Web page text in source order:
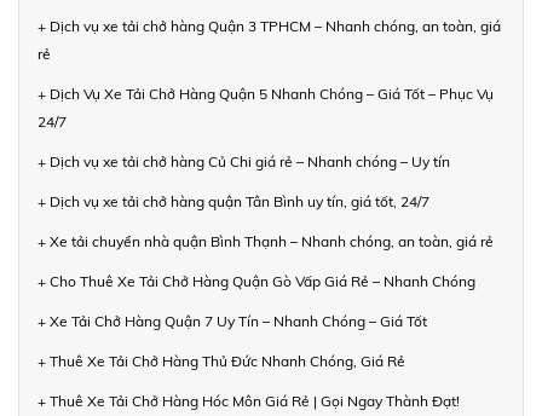
+ Dịch vụ xe tải chở hàng Quận 3 TPHCM – Nhanh chóng, an toàn, giá
rẻ
+ Dịch Vụ Xe Tải Chở Hàng Quận 5 Nhanh Chóng – Giá Tốt – Phục Vụ
24/7
+ Dịch vụ xe tải chở hàng Củ Chi giá rẻ – Nhanh chóng – Uy tín
+ Dịch vụ xe tải chở hàng quận Tân Bình uy tín, giá tốt, 24/7
+ Xe tải chuyển nhà quận Bình Thạnh – Nhanh chóng, an toàn, giá rẻ
+ Cho Thuê Xe Tải Chở Hàng Quận Gò Vấp Giá Rẻ – Nhanh Chóng
+ Xe Tải Chở Hàng Quận 7 Uy Tín – Nhanh Chóng – Giá Tốt
+ Thuê Xe Tải Chở Hàng Thủ Đức Nhanh Chóng, Giá Rẻ
+ Thuê Xe Tải Chở Hàng Hóc Môn Giá Rẻ | Gọi Ngay Thành Đạt!